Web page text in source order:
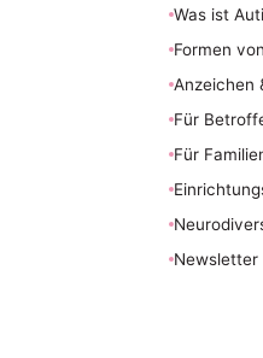
Was ist
Formen
Anzeichen
Für
Für
Newsletter